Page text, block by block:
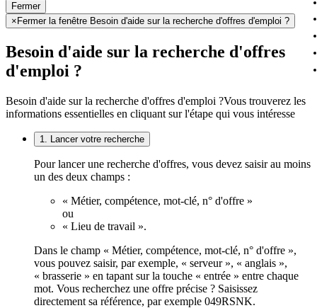
Fermer
× Fermer la fenêtre Besoin d'aide sur la recherche d'offres d'emploi ?
Besoin d'aide sur la recherche d'offres
d'emploi ?
Besoin d'aide sur la recherche d'offres d'emploi ?Vous trouverez les
informations essentielles en cliquant sur l'étape qui vous intéresse
1. Lancer votre recherche
Pour lancer une recherche d'offres, vous devez saisir au moins
un des deux champs :
« Métier, compétence, mot-clé, n° d'offre »
ou
« Lieu de travail ».
Dans le champ « Métier, compétence, mot-clé, n° d'offre »,
vous pouvez saisir, par exemple, « serveur », « anglais »,
« brasserie » en tapant sur la touche « entrée » entre chaque
mot. Vous recherchez une offre précise ? Saisissez
directement sa référence, par exemple 049RSNK.